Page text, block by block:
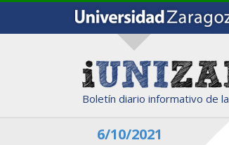
Boletín diario informativo de la
6/10/2021